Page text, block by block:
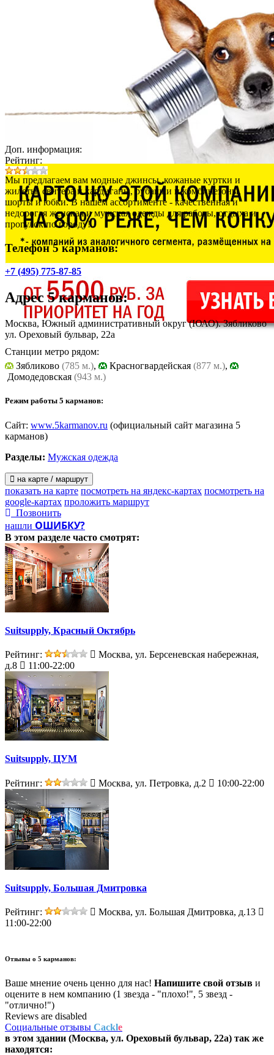
Доп. информация:
Рейтинг:
Мы предлагаем вам модные джинсы, кожаные куртки и
жилеты, свитера и кардиганы, рубашки и комбинезоны,
шорты и юбки. В нашем ассортименте - качественная и
недорогая женская и мужская одежды для работы, отдыха и
прогулок по городу!
Телефон 5 карманов:
+7 (495) 775-87-85
Адрес5 карманов:
Москва, Южный административный округ (ЮАО). Зябликово
ул. Ореховый бульвар, 22а
Станции метро рядом:
Зябликово (785 м.), Красногвардейская (877 м.),
Домодедовская (943 м.)
Режим работы 5 карманов:
Сайт: www.5karmanov.ru (официальный сайт магазина 5
карманов)
Разделы: Мужская одежда
на карте / маршрут
показать на карте посмотреть на яндекс-картах посмотреть на
google-картах проложить маршрут
Позвонить
нашли ОШИБКУ?
В этом разделе часто смотрят:
Suitsupply, Красный Октябрь
Рейтинг:
Москва, ул. Берсеневская набережная,
д.8
11:00-22:00
Suitsupply, ЦУМ
Рейтинг: Москва, ул. Петровка, д.2 10:00-22:00
Suitsupply, Большая Дмитровка
Рейтинг:
Москва, ул. Большая Дмитровка, д.13
11:00-22:00
Отзывы о 5 карманов:
Ваше мнение очень ценно для нас! Напишите свой отзыв и
оцените в нем компанию (1 звезда - "плохо!", 5 звезд -
"отлично!")
Reviews are disabled
Социальные отзывы Cackle
в этом здании (Москва, ул. Ореховый бульвар, 22а) так же
находятся: